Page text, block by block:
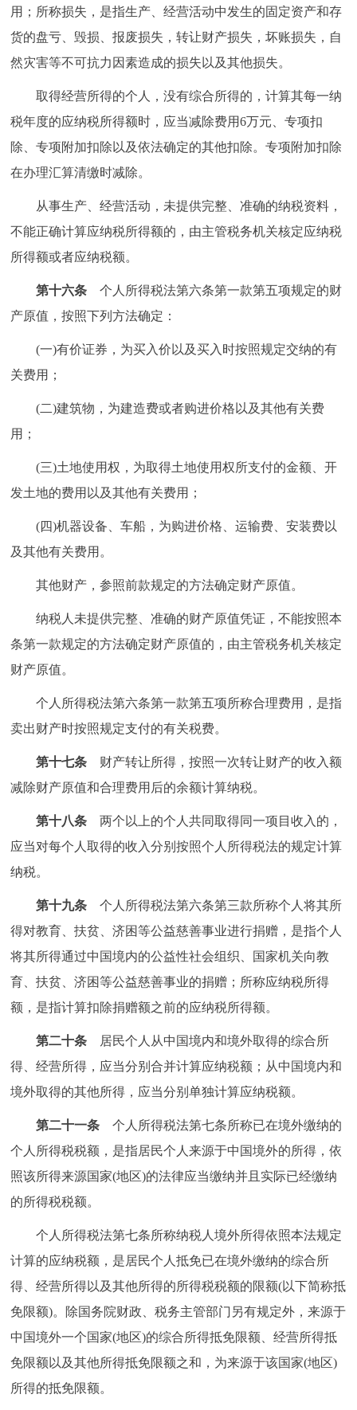
用；所称损失，是指生产、经营活动中发生的固定资产和存
货的盘亏、毁损、报废损失，转让财产损失，坏账损失，自
然灾害等不可抗力因素造成的损失以及其他损失。
取得经营所得的个人，没有综合所得的，计算其每一纳
税年度的应纳税所得额时，应当减除费用6万元、专项扣
除、专项附加扣除以及依法确定的其他扣除。专项附加扣除
在办理汇算清缴时减除。
从事生产、经营活动，未提供完整、准确的纳税资料，
不能正确计算应纳税所得额的，由主管税务机关核定应纳税
所得额或者应纳税额。
第十六条 个人所得税法第六条第一款第五项规定的财
产原值，按照下列方法确定：
(一)有价证券，为买入价以及买入时按照规定交纳的有
关费用；
(二)建筑物，为建造费或者购进价格以及其他有关费
用；
(三)土地使用权，为取得土地使用权所支付的金额、开
发土地的费用以及其他有关费用；
(四)机器设备、车船，为购进价格、运输费、安装费以
及其他有关费用。
其他财产，参照前款规定的方法确定财产原值。
纳税人未提供完整、准确的财产原值凭证，不能按照本
条第一款规定的方法确定财产原值的，由主管税务机关核定
财产原值。
个人所得税法第六条第一款第五项所称合理费用，是指
卖出财产时按照规定支付的有关税费。
第十七条 财产转让所得，按照一次转让财产的收入额
减除财产原值和合理费用后的余额计算纳税。
第十八条 两个以上的个人共同取得同一项目收入的，
应当对每个人取得的收入分别按照个人所得税法的规定计算
纳税。
第十九条 个人所得税法第六条第三款所称个人将其所
得对教育、扶贫、济困等公益慈善事业进行捐赠，是指个人
将其所得通过中国境内的公益性社会组织、国家机关向教
育、扶贫、济困等公益慈善事业的捐赠；所称应纳税所得
额，是指计算扣除捐赠额之前的应纳税所得额。
第二十条 居民个人从中国境内和境外取得的综合所
得、经营所得，应当分别合并计算应纳税额；从中国境内和
境外取得的其他所得，应当分别单独计算应纳税额。
第二十一条 个人所得税法第七条所称已在境外缴纳的
个人所得税税额，是指居民个人来源于中国境外的所得，依
照该所得来源国家(地区)的法律应当缴纳并且实际已经缴纳
的所得税税额。
个人所得税法第七条所称纳税人境外所得依照本法规定
计算的应纳税额，是居民个人抵免已在境外缴纳的综合所
得、经营所得以及其他所得的所得税税额的限额(以下简称抵
免限额)。除国务院财政、税务主管部门另有规定外，来源于
中国境外一个国家(地区)的综合所得抵免限额、经营所得抵
免限额以及其他所得抵免限额之和，为来源于该国家(地区)
所得的抵免限额。